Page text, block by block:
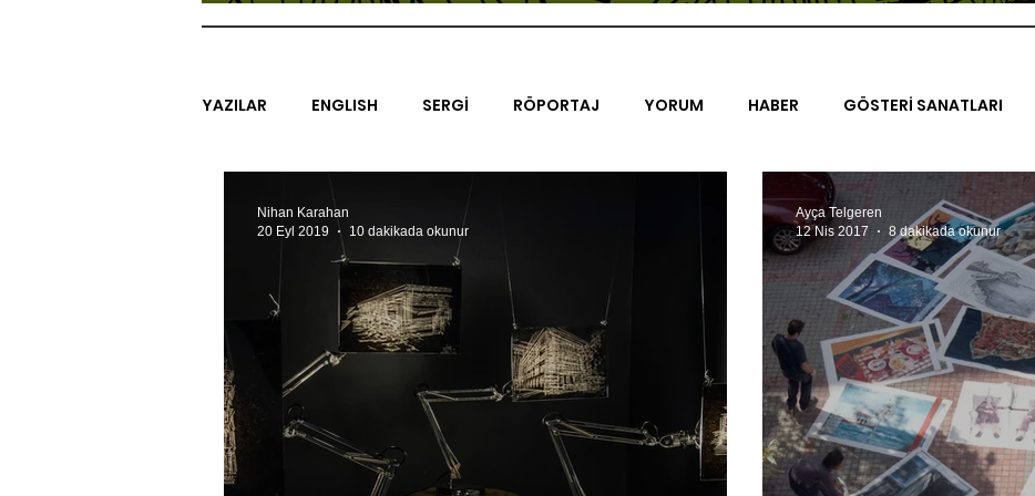
YAZILAR ENGLISH SERGİ RÖPORTAJ YORUM HABER GÖSTERİ SANATLARI
ÇALIŞMA UNLIMITED KIDS KİTAP
EGZERSİZLER YEL TOZ PORTRELER ON SORULUK SOHBETLER 500K AK-SAYANLAR
#GEÇMİŞTEBUGÜN ODAK: RESİM KIVRIM PARIS UNLIMITED AKS-ENDAZ
SINIRSIZ ZİYARETLER
Nihan Karahan
20 Eyl 2019
10 dakikada okunur
Ayça Telgeren
12 Nis 2017
8 dakikada okunur